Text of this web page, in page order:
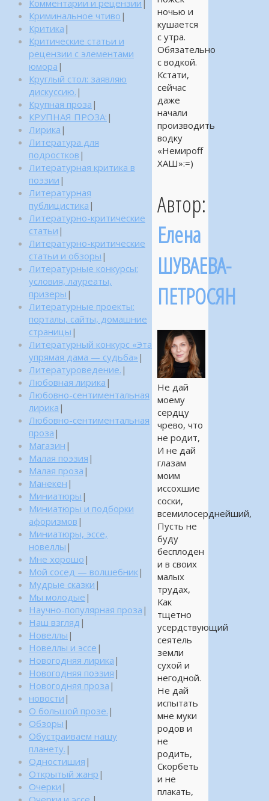
ночью и
кушается
с утра.
Обязательно
с водкой.
Кстати,
сейчас
даже
начали
производить
водку
«Немироff
ХАШ»:=)
Автор:
Елена
ШУВАЕВА-
ПЕТРОСЯН
Не дай
моему
сердцу
чрево, что
не родит,
И не дай
глазам
моим
иссохшие
соски,
всемилосерднейший,
Пусть не
буду
бесплоден
и в своих
малых
трудах,
Как
тщетно
усердствующий
сеятель
земли
сухой и
негодной.
Не дай
испытать
мне муки
родов и
не
родить,
Скорбеть
и не
плакать,
Комментарии и рецензии |
Криминальное чтиво |
Критика |
Критические статьи и
рецензии с элементами
юмора |
Круглый стол: заявляю
дискуссию. |
Крупная проза |
КРУПНАЯ ПРОЗА: |
Лирика |
Литература для
подростков |
Литературная критика в
поэзии |
Литературная
публицистика |
Литературно-критические
статьи |
Литературно-критические
статьи и обзоры |
Литературные конкурсы:
условия, лауреаты,
призеры |
Литературные проекты:
порталы, сайты, домашние
страницы |
Литературный конкурс «Эта
упрямая дама — судьба» |
Литературоведение. |
Любовная лирика |
Любовно-сентиментальная
лирика |
Любовно-сентиментальная
проза |
Магазин |
Малая поэзия |
Малая проза |
Манекен |
Миниатюры |
Миниатюры и подборки
афоризмов |
Миниатюры, эссе,
новеллы |
Мне хорошо |
Мой сосед — волшебник|
Мудрые сказки |
Мы молодые |
Научно-популярная проза |
Наш взгляд |
Новеллы |
Новеллы и эссе |
Новогодняя лирика |
Новогодняя поэзия |
Новогодняя проза |
новости |
О большой прозе. |
Обзоры |
Обустраиваем нашу
планету. |
Одностишия |
Открытый жанр |
Очерки |